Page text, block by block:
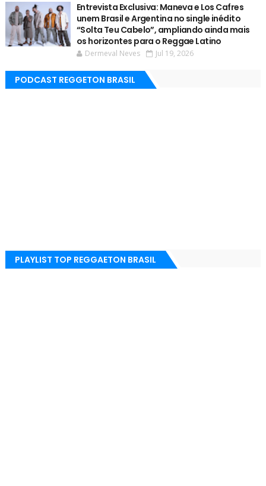
Entrevista Exclusiva: Maneva e Los Cafres
unem Brasil e Argentina no single inédito
“Solta Teu Cabelo”, ampliando ainda mais
os horizontes para o Reggae Latino
Dermeval Neves Jul 19, 2026
PODCAST REGGETON BRASIL
PLAYLIST TOP REGGAETON BRASIL